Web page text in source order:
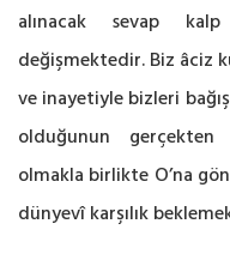
alınacak sevap
değişmektedir. Biz âciz
ve inayetiyle bizleri
olduğunun gerçekten
olmakla birlikte O’na
dünyevî karşılık